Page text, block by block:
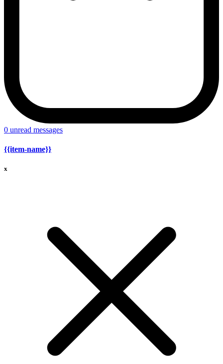
0 unread messages
{{item-name}}
x